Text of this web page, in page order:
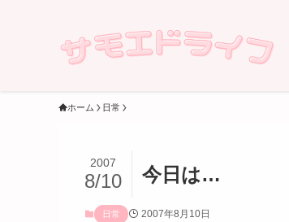
ホーム 日常
今日は…
2007
8/10
日常 2007年8月10日